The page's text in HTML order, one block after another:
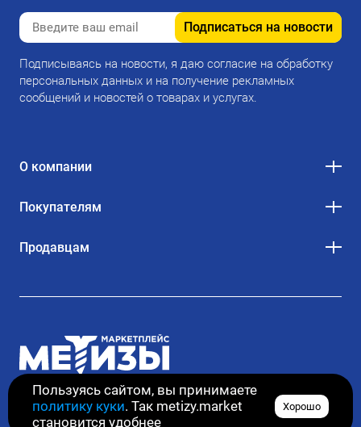
Пользуясь сайтом, вы принимаете
политику куки. Так metizy.market
становится удобнее
Хорошо
Подписаться на новости
Подписываясь на новости, я даю согласие на обработку
персональных данных и на получение рекламных
сообщений и новостей о товарах и услугах.
© 2020–2026. Все права защищены
О компании
Покупателям
Продавцам